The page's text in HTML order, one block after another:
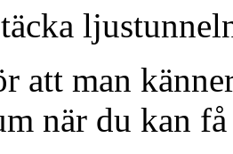
att man
när du kan